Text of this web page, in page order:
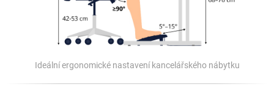
Ideální ergonomické nastavení kancelářského nábytku